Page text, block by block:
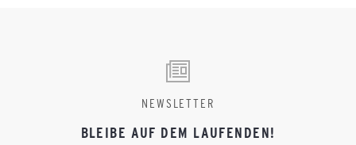
NEWSLETTER
BLEIBE AUF DEM LAUFENDEN!